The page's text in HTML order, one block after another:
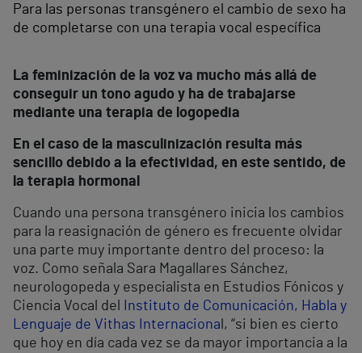
Para las personas transgénero el cambio de sexo ha
de completarse con una terapia vocal específica
La feminización de la voz va mucho más allá de
conseguir un tono agudo y ha de trabajarse
mediante una terapia de logopedia
En el caso de la masculinización resulta más
sencillo debido a la efectividad, en este sentido, de
la terapia hormonal
Cuando una persona transgénero inicia los cambios
para la reasignación de género es frecuente olvidar
una parte muy importante dentro del proceso: la
voz. Como señala Sara Magallares Sánchez,
neurologopeda y especialista en Estudios Fónicos y
Ciencia Vocal del
Instituto de Comunicación, Habla y
Lenguaje de Vithas Internaciona l, “si bien es cierto
que hoy en día cada vez se da mayor importancia a la